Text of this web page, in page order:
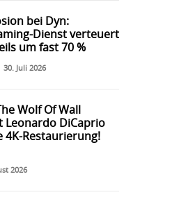
bei Dyn:
Dienst verteuert
um fast 70 %
30. Juli 2026
Wolf Of Wall
Leonardo DiCaprio
4K-Restaurierung!
2026